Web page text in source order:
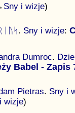
Sny i wizje)
. Sny i wizje:
Dumroc.
Babel - Zapis
Pietras. Sny i
wizje)